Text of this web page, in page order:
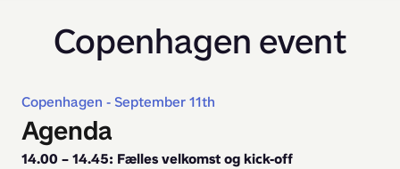
Copenhagen event
Copenhagen - September 11th
Agenda
14.00 – 14.45: Fælles velkomst og kick-off